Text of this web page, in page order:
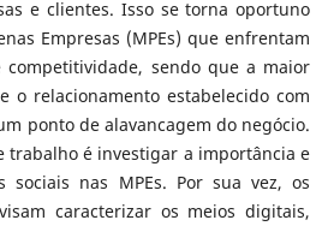
e clientes. Isso se torna oportuno
Empresas (MPEs) que enfrentam
competitividade, sendo que a maior
o relacionamento estabelecido com
ponto de alavancagem do negócio.
trabalho é investigar a importância e
sociais nas MPEs. Por sua vez, os
caracterizar os meios digitais,